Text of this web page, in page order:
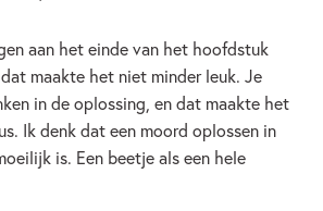
aan het einde van het hoofdstuk
maakte het niet minder leuk. Je
in de oplossing, en dat maakte het
Ik denk dat een moord oplossen in
is. Een beetje als een hele